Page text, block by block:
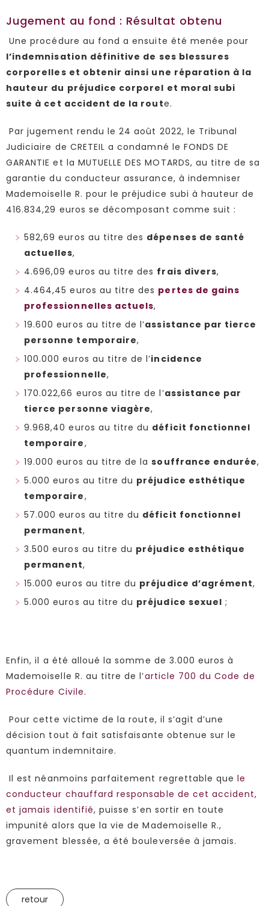
Jugement au fond : Résultat obtenu
Une procédure au fond a ensuite été menée pour
l’indemnisation définitive de ses blessures
corporelles et obtenir ainsi une réparation à la
hauteur du préjudice corporel et moral subi
suite à cet accident de la route.
Par jugement rendu le 24 août 2022, le Tribunal
Judiciaire de CRETEIL a condamné le FONDS DE
GARANTIE et la MUTUELLE DES MOTARDS, au titre de sa
garantie du conducteur assurance, à indemniser
Mademoiselle R. pour le préjudice subi à hauteur de
416.834,29 euros se décomposant comme suit :
582,69 euros au titre des dépenses de santé
actuelles,
4.696,09 euros au titre des frais divers,
4.464,45 euros au titre des pertes de gains
professionnelles actuels,
19.600 euros au titre de l’assistance par tierce
personne temporaire,
100.000 euros au titre de l’incidence
professionnelle,
170.022,66 euros au titre de l’assistance par
tierce personne viagère,
9.968,40 euros au titre du déficit fonctionnel
temporaire,
19.000 euros au titre de lasouffrance endurée,
5.000 euros au titre du préjudice esthétique
temporaire,
57.000 euros au titre du déficit fonctionnel
permanent,
3.500 euros au titre du préjudice esthétique
permanent,
15.000 euros au titre du préjudice d’agrément,
5.000 euros au titre du préjudice sexuel ;
Enfin, il a été alloué la somme de 3.000 euros à
Mademoiselle R. au titre de l’article 700 du Code de
Procédure Civile.
Pour cette victime de la route, il s’agit d’une
décision tout à fait satisfaisante obtenue sur le
quantum indemnitaire.
Il est néanmoins parfaitement regrettable quele
conducteur chauffard responsable de cet accident,
et jamais identifié, puisse s’en sortir en toute
impunité alors que la vie de Mademoiselle R.,
gravement blessée, a été bouleversée à jamais.
retour